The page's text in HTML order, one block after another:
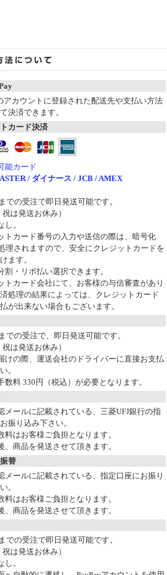
アカウントに登録された配送先や支払い方法
決済できます。
カード決済
能カード
/ ダイナース / JCB / AMEX
での受注で即日発送可能です。
は発送お休み）
。
トカード番号の入力や送信の際は、暗号化
処理されますので、安全にクレジットカードを
ます。
割・リボ払い選択できます。
トカード会社にて、お客様の与信審査があり
処理の結果によっては、クレジットカード
が出来ない場合もございます。
での受注で、即日発送可能です。
は発送お休み）
けの際、運送会社のドライバーに直接お支払
。
数料 330円（税込）が必要となります。
メールに記載されている、三菱UFJ銀行の指
振り込み下さい。
料はお客様ご負担となります。
、商品を発送させて頂きます。
替
メールに記載されている、指定口座にお振り
。
料はお客様ご負担となります。
、商品を発送させて頂きます。
での受注で即日発送可能です。
は発送お休み）
。